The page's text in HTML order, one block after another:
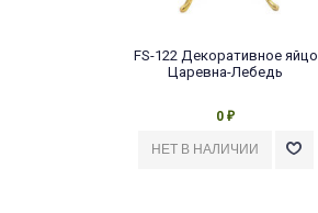
FS-122 Декоративное яйцо
Царевна-Лебедь
0 ₽